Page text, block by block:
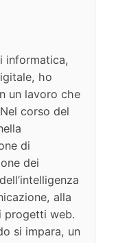
informatica,
ho
un lavoro che
corso del
di
dei
alla
progetti web.
si impara, un